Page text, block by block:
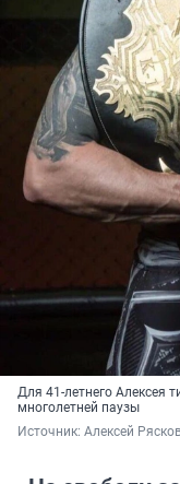
Для 41-летнего Алексея
многолетней паузы
Источник: Алексей